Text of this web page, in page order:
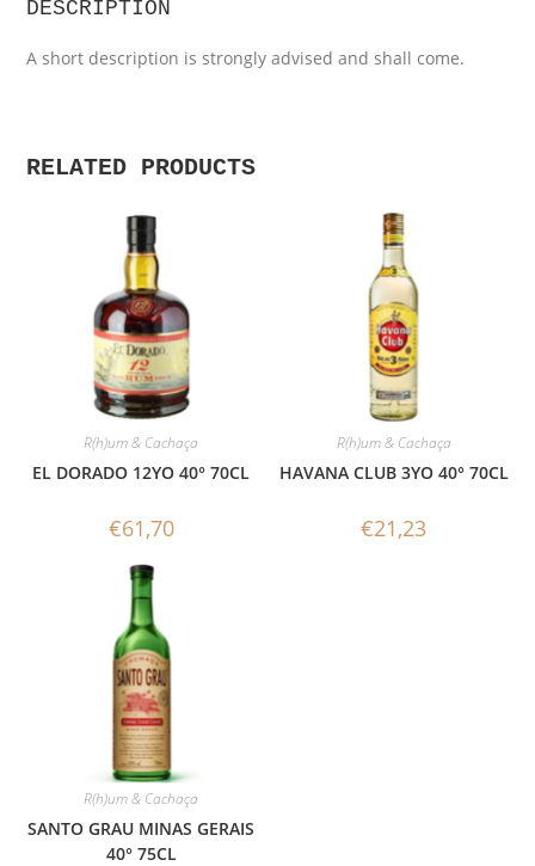
DESCRIPTION
A short description is strongly advised and shall come.
RELATED PRODUCTS
R(h)um & Cachaça
EL DORADO 12YO 40° 70CL
€61,70
R(h)um & Cachaça
HAVANA CLUB 3YO 40° 70CL
€21,23
R(h)um & Cachaça
SANTO GRAU MINAS GERAIS
40° 75CL